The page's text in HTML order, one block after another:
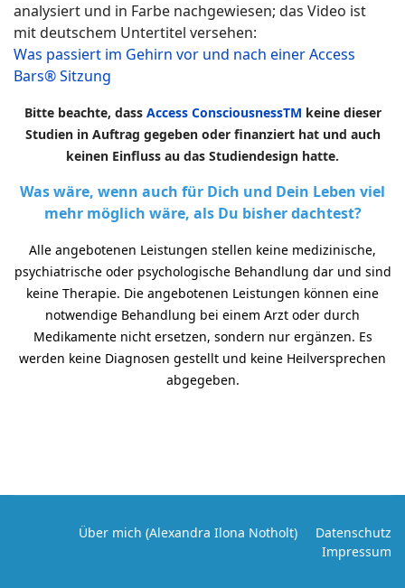
analysiert und in Farbe nachgewiesen; das Video ist
mit deutschem Untertitel versehen:
Was passiert im Gehirn vor und nach einer Access
Bars® Sitzung
Bitte beachte, dass Access ConsciousnessTM keine dieser
Studien in Auftrag gegeben oder finanziert hat und auch
keinen Einfluss au das Studiendesign hatte.
Was wäre, wenn auch für Dich und Dein Leben viel
mehr möglich wäre, als Du bisher dachtest?
Alle angebotenen Leistungen stellen keine medizinische,
psychiatrische oder psychologische Behandlung dar und sind
keine Therapie. Die angebotenen Leistungen können eine
notwendige Behandlung bei einem Arzt oder durch
Medikamente nicht ersetzen, sondern nur ergänzen. Es
werden keine Diagnosen gestellt und keine Heilversprechen
abgegeben.
Über mich (Alexandra Ilona Notholt)
Datenschutz
Impressum